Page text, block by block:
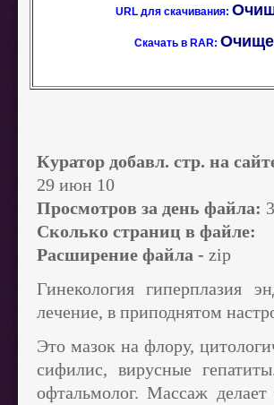
URL для скачивания:
Скачать в RAR:
Куратор добавл. стр. на
29 июн 10
Просмотров за день файла:
Сколько страниц в файле:
Расширение файла - zip
Гинекология гиперплазия
лечение, в приподнятом
Это мазок на флору,
сифилис, вирусные
офтальмолог. Массаж